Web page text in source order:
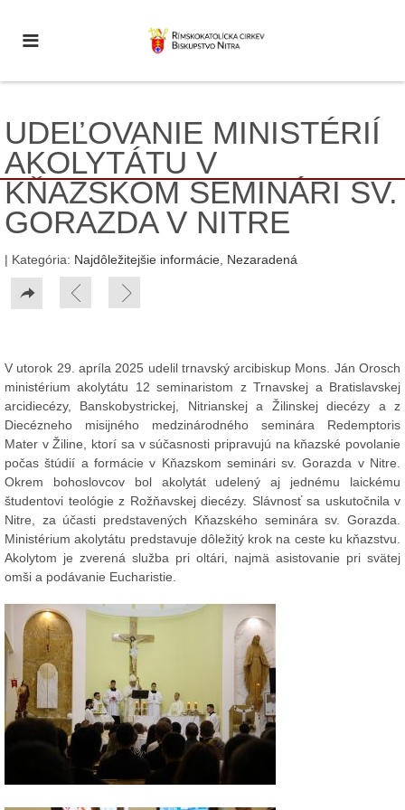
UDEĽOVANIE MINISTÉRIÍ
AKOLYTÁTU V
KŇAZSKOM SEMINÁRI SV.
GORAZDA V NITRE
| Kategória: Najdôležitejšie informácie Nezaradená
V utorok 29. apríla 2025 udelil trnavský arcibiskup Mons. Ján Orosch
ministérium akolytátu 12 seminaristom z Trnavskej a Bratislavskej
arcidiecézy, Banskobystrickej, Nitrianskej a Žilinskej diecézy a z
Diecézneho misijného medzinárodného seminára Redemptoris
Mater v Žiline, ktorí sa v súčasnosti pripravujú na kňazské povolanie
počas štúdií a formácie v Kňazskom seminári sv. Gorazda v Nitre.
Okrem bohoslovcov bol akolytát udelený aj jednému laickému
študentovi teológie z Rožňavskej diecézy. Slávnosť sa uskutočnila v
Nitre, za účasti predstavených Kňazského seminára sv. Gorazda.
Ministérium akolytátu predstavuje dôležitý krok na ceste ku kňazstvu.
Akolytom je zverená služba pri oltári, najmä asistovanie pri svätej
omši a podávanie Eucharistie.